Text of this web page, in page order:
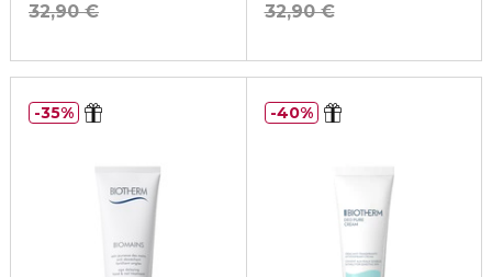
32,90 €
32,90 €
35% 40%